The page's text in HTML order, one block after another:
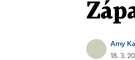
Amy
18. 3.